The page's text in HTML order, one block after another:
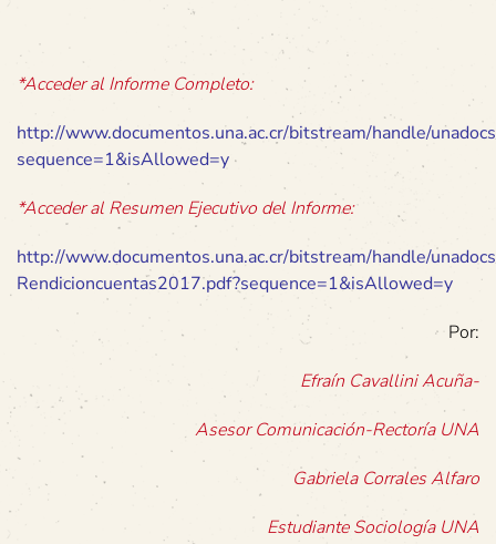
*Acceder al Informe Completo:
http://www.documentos.una.ac.cr/bitstream/handle/
sequence=1&isAllowed=y
*Acceder al Resumen Ejecutivo del Informe:
http://www.documentos.una.ac.cr/bitstream/handle/
Rendicioncuentas2017.pdf?sequence=1&isAllowed=y
Por:
Efraín Cavallini Acuña-
Asesor Comunicación-Rectoría UNA
Gabriela Corrales Alfaro
Estudiante Sociología UNA